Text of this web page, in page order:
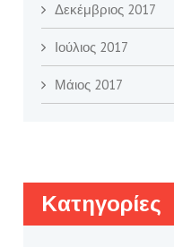
Δεκέμβριος 2017
Ιούλιος 2017
Μάιος 2017
Kατηγορίες